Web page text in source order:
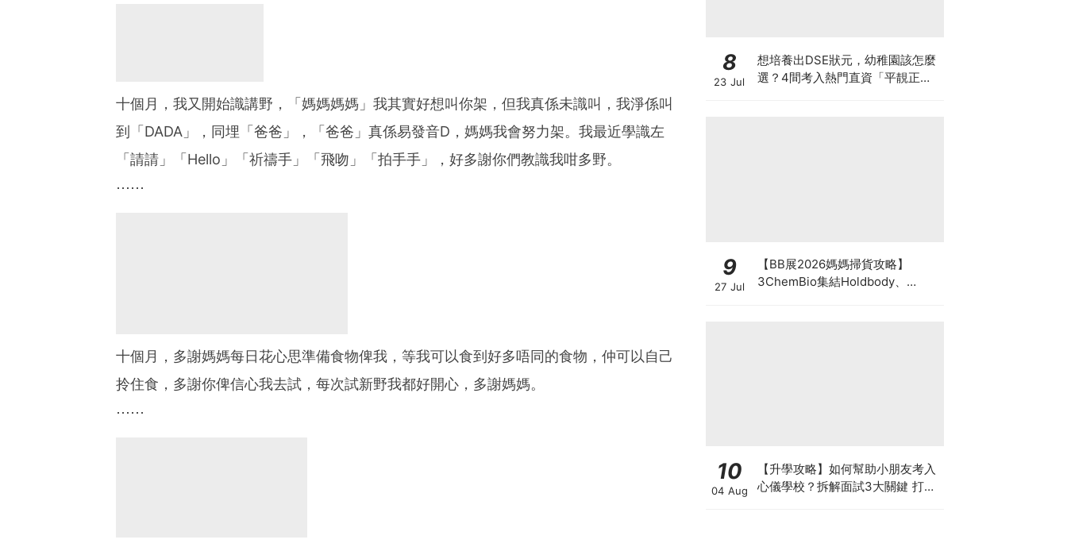
十個月，我又開始識講野，「媽媽媽媽」我其實好想叫你架，但我真係未識叫，我淨係叫
到「DADA」，同埋「爸爸」，「爸爸」真係易發音D，媽媽我會努力架。我最近學識左
「請請」「Hello」「祈禱手」「飛吻」「拍手手」，好多謝你們教識我咁多野。
⋯⋯
十個月，多謝媽媽每日花心思準備食物俾我，等我可以食到好多唔同的食物，仲可以自己
拎住食，多謝你俾信心我去試，每次試新野我都好開心，多謝媽媽。
⋯⋯
8
23 Jul
想培養出DSE狀元，幼稚園該怎麼
選？4間考入熱門直資「平靚正」
9
27 Jul
【BB展2026媽媽掃貨攻略】
3ChemBio集結Holdbody、
10
04 Aug
【升學攻略】如何幫助小朋友考入
心儀學校？拆解面試3大關鍵 打好